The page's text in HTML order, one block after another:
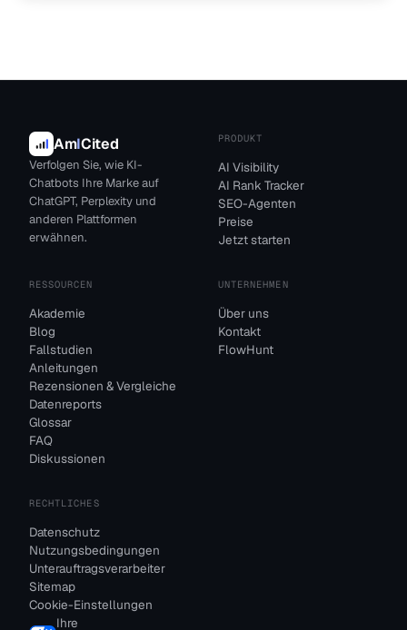
AmICited
Verfolgen Sie, wie KI-
Chatbots Ihre Marke auf
ChatGPT, Perplexity und
anderen Plattformen
erwähnen.
PRODUKT
AI Visibility
AI Rank Tracker
SEO-Agenten
Preise
Jetzt starten
RESSOURCEN
Akademie
Blog
Fallstudien
Anleitungen
Rezensionen & Vergleiche
Datenreports
Glossar
FAQ
Diskussionen
UNTERNEHMEN
Über uns
Kontakt
FlowHunt
RECHTLICHES
Datenschutz
Nutzungsbedingungen
Unterauftragsverarbeiter
Sitemap
Cookie-Einstellungen
Ihre